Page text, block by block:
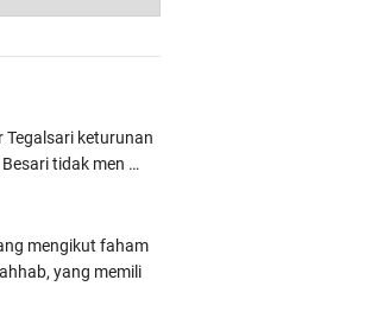
Tegalsari keturunan
tidak men …
mengikut faham
yang memili